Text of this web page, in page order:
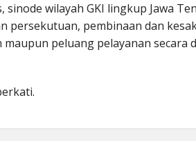
sinode wilayah GKI lingkup Jawa
persekutuan, pembinaan dan
peluang pelayanan secara